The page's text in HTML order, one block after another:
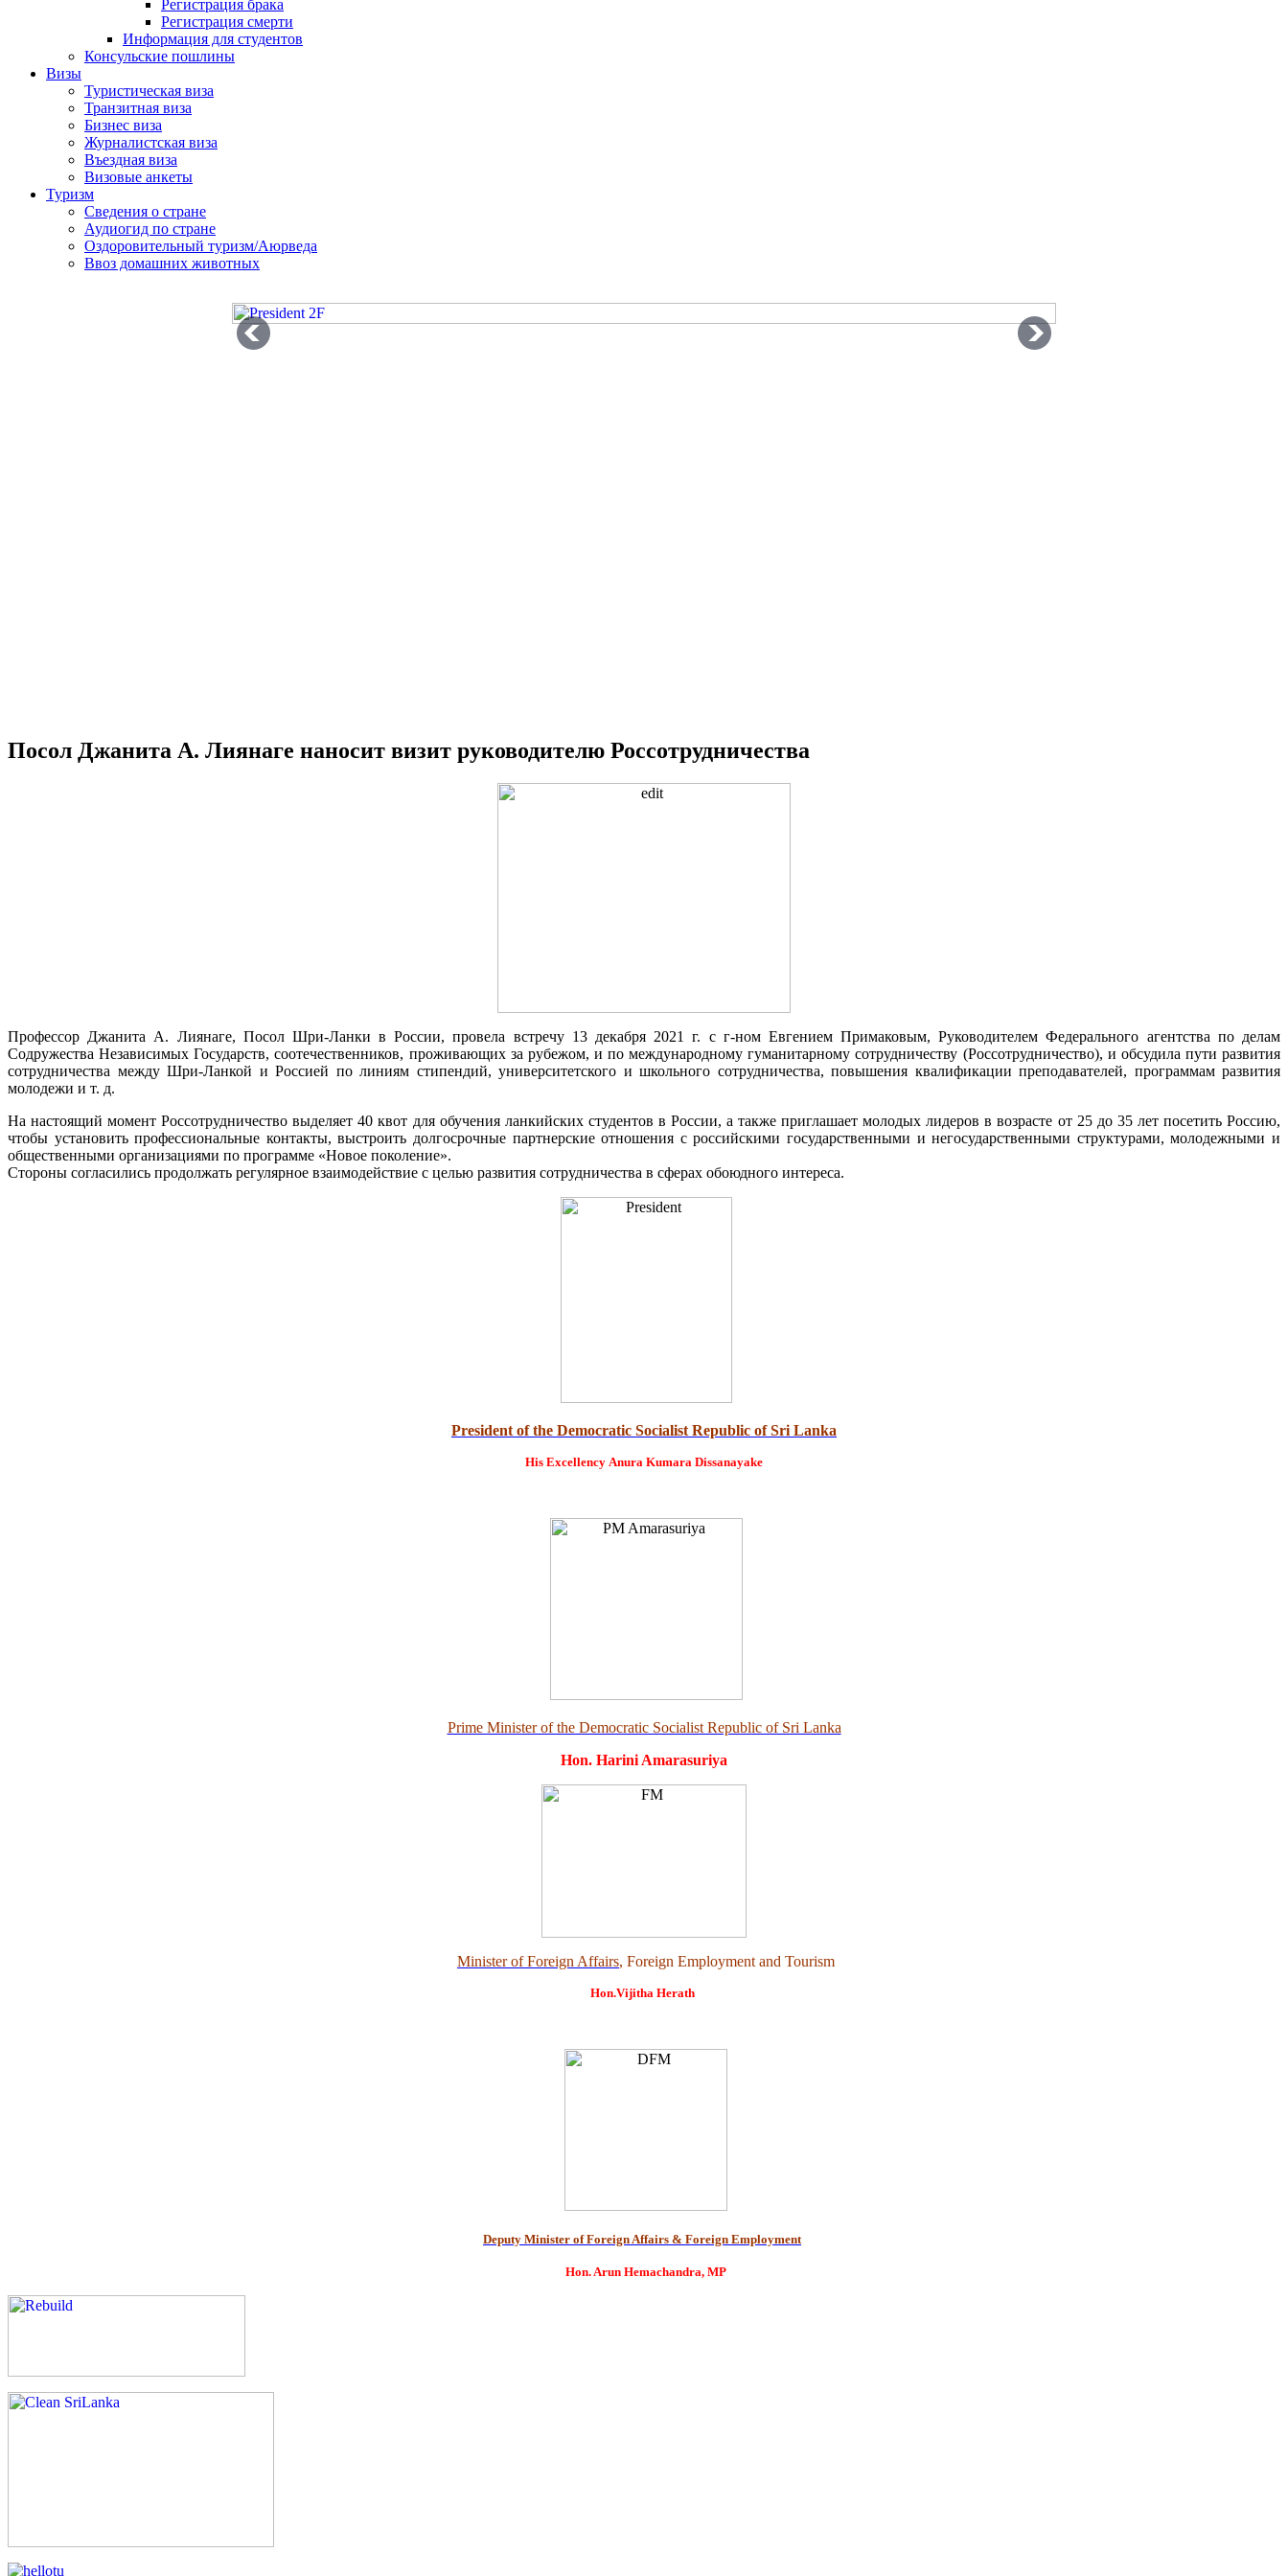
Регистрация брака
Регистрация смерти
Информация для студентов
Консульские пошлины
Визы
Туристическая виза
Транзитная виза
Бизнес виза
Журналистская виза
Въездная виза
Визовые анкеты
Туризм
Сведения о стране
Аудиогид по стране
Оздоровительный туризм/Аюрведа
Ввоз домашних животных
Посол Джанита А. Лиянаге наносит визит руководителю Россотрудничества
Профессор Джанита А. Лиянаге, Посол Шри-Ланки в России, провела встречу 13 декабря 2021 г. с г-ном Евгением Примаковым, Руководителем Федерального агентства по делам
Содружества Независимых Государств, соотечественников, проживающих за рубежом, и по международному гуманитарному сотрудничеству (Россотрудничество), и обсудила пути развития
сотрудничества между Шри-Ланкой и Россией по линиям стипендий, университетского и школьного сотрудничества, повышения квалификации преподавателей, программам развития
молодежи и т. д.
На настоящий момент Россотрудничество выделяет 40 квот для обучения ланкийских студентов в России, а также приглашает молодых лидеров в возрасте от 25 до 35 лет посетить Россию,
чтобы установить профессиональные контакты, выстроить долгосрочные партнерские отношения с российскими государственными и негосударственными структурами, молодежными и
общественными организациями по программе «Новое поколение».
Стороны согласились продолжать регулярное взаимодействие с целью развития сотрудничества в сферах обоюдного интереса.
President of the Democratic Socialist Republic of Sri Lanka
His Excellency Anura Kumara Dissanayake
Prime Minister of the Democratic Socialist Republic of Sri Lanka
Hon. Harini Amarasuriya
Minister of Foreign Affairs, Foreign Employment and Tourism
Hon.Vijitha Herath
Deputy Minister of Foreign Affairs & Foreign Employment
Hon. Arun Hemachandra, MP